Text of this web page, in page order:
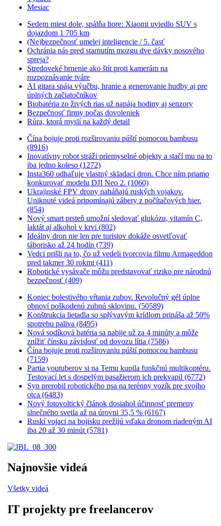
Mesiac
Sedem miest dole, spálňa hore: Xiaomi uviedlo SUV s
dojazdom 1 705 km
(Ne)bezpečnosť umelej inteligencie / 5. časť
Ochránia nás pred starnutím mozgu dve dávky nosového
spreja?
Stredoveké brnenie ako štít proti kamerám na
rozpoznávanie tváre
AI gitara spája výučbu, hranie a generovanie hudby aj pre
úplných začiatočníkov
Biobatéria zo živých rias už napája hodiny aj senzory
Bezpečnosť firmy počas dovoleniek
Rúra, ktorá myslí na každý detail
Čína bojuje proti rozširovaniu púští pomocou bambusu
(8916)
Inovatívny robot stráži priemyselné objekty a stačí mu na to
iba jedno koleso (1272)
Insta360 odhaľuje vlastný skladací dron. Chce ním priamo
konkurovať modelu DJI Neo 2. (1060)
Ukrajinské FPV drony naháňajú ruských vojakov.
Uniknuté videá pripomínajú zábery z počítačových hier.
(854)
Nový smart prsteň umožní sledovať glukózu, vitamín C,
laktát aj alkohol v krvi (802)
Ideálny dron nie len pre turistov dokáže osvetľovať
táborisko až 24 hodín (739)
Vedci prišli na to, čo už vedeli tvorcovia filmu Armageddon
pred takmer 30 rokmi (411)
Robotické vysávače môžu predstavovať riziko pre národnú
bezpečnosť (409)
Koniec bolestivého vŕtania zubov. Revolučný gél úplne
obnoví poškodenú zubnú sklovinu. (50589)
Konštrukcia lietadla so splývavým krídlom prináša až 50%
spotrebu paliva (8495)
Nová sodíková batéria sa nabije už za 4 minúty a môže
znížiť čínsku závislosť od dovozu lítia (7586)
Čína bojuje proti rozširovaniu púští pomocou bambusu
(7159)
Partia youtuberov si na Temu kupila funkčnú multikoptéru.
Testovací let s dospelým pasažierom ich prekvapil (6772)
Syn prerobil robotického psa na terénny vozík pre svojho
otca (6483)
Nový fotovoltický článok dosiahol účinnosť premeny
slnečného svetla až na úrovni 35,5 % (6167)
Ruskí vojaci na bojisku prežijú vďaka dronom riadeným AI
iba 20 až 30 minút (5781)
Najnovšie videá
Všetky videá
IT projekty pre freelancerov